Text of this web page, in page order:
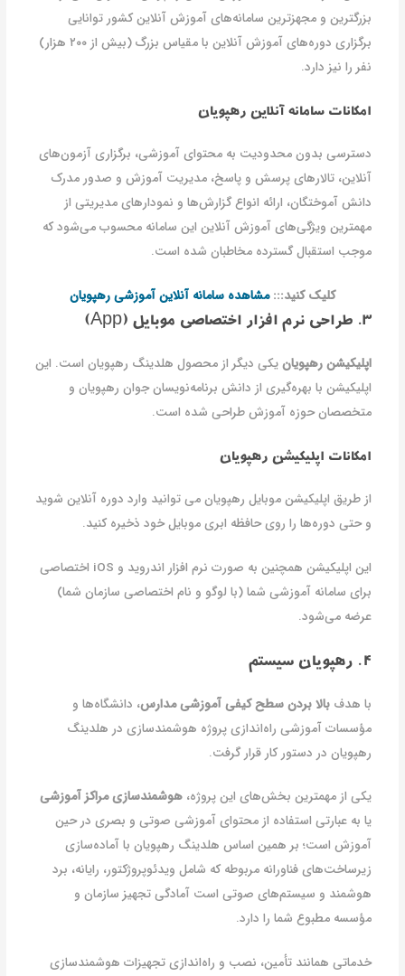
بزرگترین و مجهزترین سامانه‌های آموزش آنلاین کشور توانایی
برگزاری دوره‌های آموزش آنلاین با مقیاس بزرگ (بیش از ۲۰۰ هزار)
نفر را نیز دارد.
امکانات سامانه آنلاین رهپویان
دسترسی بدون محدودیت به محتوای آموزشی، برگزاری آزمون‌های
آنلاین، تالارهای پرسش و پاسخ، مدیریت آموزش و صدور مدرک
دانش آموختگان، ارائه انواع گزارش‌ها و نمودارهای مدیریتی از
مهمترین ویژگی‌های آموزش آنلاین این سامانه محسوب می‌شود که
موجب استقبال گسترده مخاطبان شده است.
کلیک کنید:::مشاهده سامانه آنلاین آموزشی رهپویان
3. طراحی نرم افزار اختصاصی موبایل (App)
اپلیکیشن رهپویانیکی دیگر از محصول هلدینگ رهپویان است. این
اپلیکیشن با بهره‌گیری از دانش برنامه‌نویسان جوان رهپویان و
متخصصان حوزه آموزش طراحی شده است.
امکانات اپلیکیشن رهپویان
از طریق اپلیکیشن موبایل رهپویان می توانید وارد دوره آنلاین شوید
و حتی دوره‌ها را روی حافظه ابری موبایل خود ذخیره کنید.
این اپلیکیشن همچنین به صورت نرم افزار اندروید و iOS اختصاصی
برای سامانه آموزشی شما (با لوگو و نام اختصاصی سازمان شما)
عرضه می‌شود.
۴. رهپویان سیستم
با هدفبالا بردن سطح کیفی آموزشی مدارس، دانشگاه‌ها و
مؤسسات آموزشی راه‌اندازی پروژه هوشمندسازی در هلدینگ
رهپویان در دستور کار قرار گرفت.
یکی از مهمترین بخش‌های این پروژه، هوشمندسازی مراکز آموزشی
یا به عبارتی استفاده از محتوای آموزشی صوتی و بصری در حین
آموزش است؛ بر همین اساس هلدینگ رهپویان با آماده‌سازی
زیرساخت‌های فناورانه مربوطه که شامل ویدئوپروژکتور، رایانه، برد
هوشمند و سیستم‌های صوتی است آمادگی تجهیز سازمان و
مؤسسه مطبوع شما را دارد.
خدماتی همانند تأمین، نصب و راه‌اندازی تجهیزات هوشمندسازی